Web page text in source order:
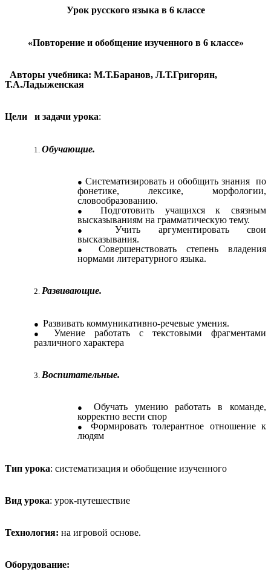
Урок русского языка в 6 классе
«Повторение и обобщение изученного в 6 классе»
Авторы учебника: М.Т.Баранов, Л.Т.Григорян,
Т.А.Ладыженская
Цели и задачи урока:
Обучающие.
Систематизировать и обобщить знания по
фонетике, лексике, морфологии,
словообразованию.
Подготовить учащихся к связным
высказываниям на грамматическую тему.
Учить аргументировать свои
высказывания.
Совершенствовать степень владения
нормами литературного языка.
Развивающие.
Развивать коммуникативно-речевые умения.
Умение работать с текстовыми фрагментами
различного характера
Воспитательные.
Обучать умению работать в команде,
корректно вести спор
Формировать толерантное отношение к
людям
Тип урока: систематизация и обобщение изученного
Вид урока: урок-путешествие
Технология: на игровой основе.
Оборудование: